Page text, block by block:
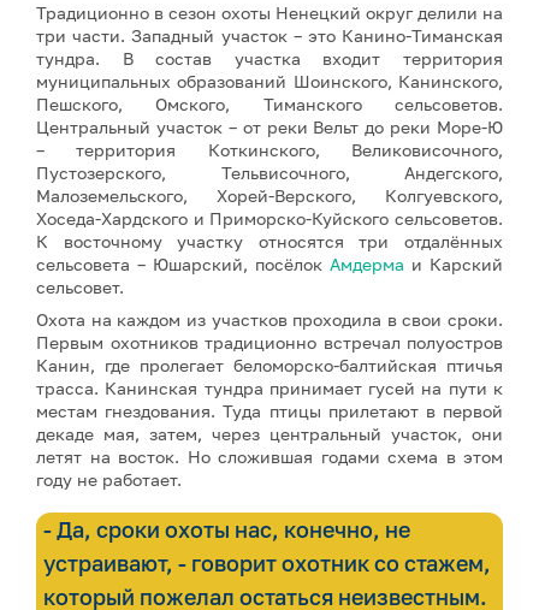
Традиционно в сезон охоты Ненецкий округ делили на
три части. Западный участок – это Канино-Тиманская
тундра. В состав участка входит территория
муниципальных образований Шоинского, Канинского,
Пешского, Омского, Тиманского сельсоветов.
Центральный участок – от реки Вельт до реки Море-Ю
– территория Коткинского, Великовисочного,
Пустозерского, Тельвисочного, Андегского,
Малоземельского, Хорей-Верского, Колгуевского,
Хоседа-Хардского и Приморско-Куйского сельсоветов.
К восточному участку относятся три отдалённых
сельсовета – Юшарский, посёлок Амдерма и Карский
сельсовет.
Охота на каждом из участков проходила в свои сроки.
Первым охотников традиционно встречал полуостров
Канин, где пролегает беломорско-балтийская птичья
трасса. Канинская тундра принимает гусей на пути к
местам гнездования. Туда птицы прилетают в первой
декаде мая, затем, через центральный участок, они
летят на восток. Но сложившая годами схема в этом
году не работает.
- Да, сроки охоты нас, конечно, не
устраивают, - говорит охотник со стажем,
который пожелал остаться неизвестным.